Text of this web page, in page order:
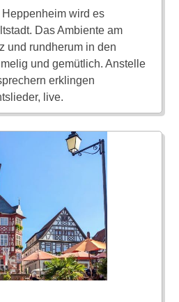
wird es
Das Ambiente am
und rundherum in den
und gemütlich. Anstelle
erklingen
live.